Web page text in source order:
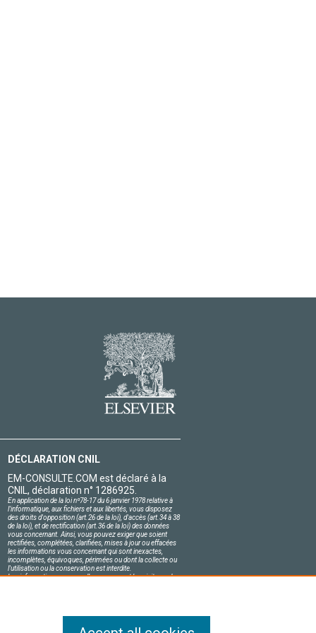
DÉCLARATION CNIL
EM-CONSULTE.COM est déclaré à la
CNIL, déclaration n° 1286925.
En application de la loi nº78-17 du 6 janvier 1978 relative à
l'informatique, aux fichiers et aux libertés, vous disposez
des droits d'opposition (art.26 de la loi), d'accès (art.34 à 38
de la loi), et de rectification (art.36 de la loi) des données
vous concernant. Ainsi, vous pouvez exiger que soient
rectifiées, complétées, clarifiées, mises à jour ou effacées
les informations vous concernant qui sont inexactes,
incomplètes, équivoques, périmées ou dont la collecte ou
l'utilisation ou la conservation est interdite.
Les informations personnelles concernant les visiteurs de